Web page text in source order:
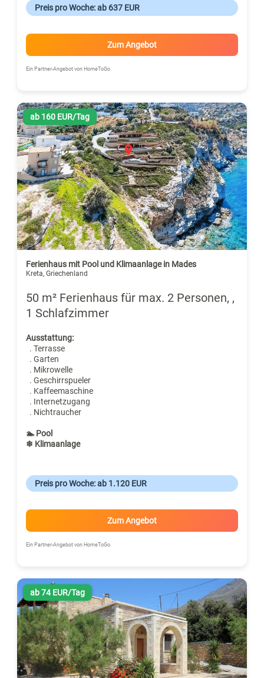
Preis pro Woche: ab 637 EUR
Zum Angebot
Ein Partner-Angebot von HomeToGo
ab 160 EUR/Tag
Ferienhaus mit Pool und Klimaanlage in Mades
Kreta, Griechenland
50 m² Ferienhaus für max. 2 Personen, ,
1 Schlafzimmer
Ausstattung:
. Terrasse
. Garten
. Mikrowelle
. Geschirrspueler
. Kaffeemaschine
. Internetzugang
. Nichtraucher
🏊 Pool
❄ Klimaanlage
Preis pro Woche: ab 1.120 EUR
Zum Angebot
Ein Partner-Angebot von HomeToGo
ab 74 EUR/Tag